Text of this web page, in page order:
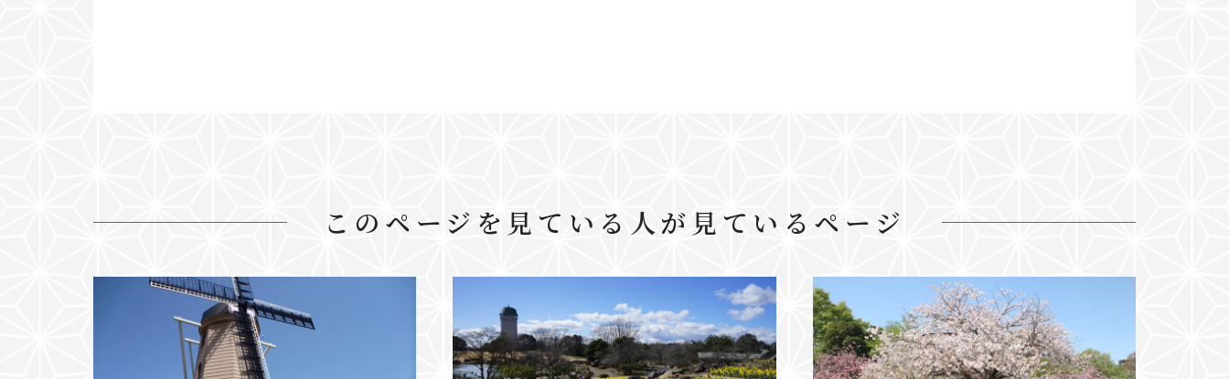
このページを見ている人が見ているページ